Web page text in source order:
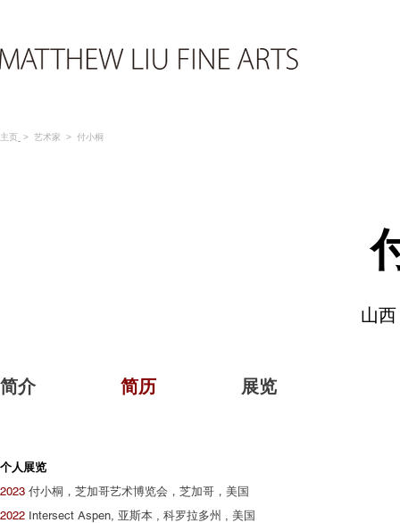
主页 > 艺术家 > 付小桐
山
简介 简历 展览
个人展览
2023 付小桐，芝加哥艺术博览会，芝加哥，美国
2022 Intersect Aspen, 亚斯本 , 科罗拉多州 , 美国